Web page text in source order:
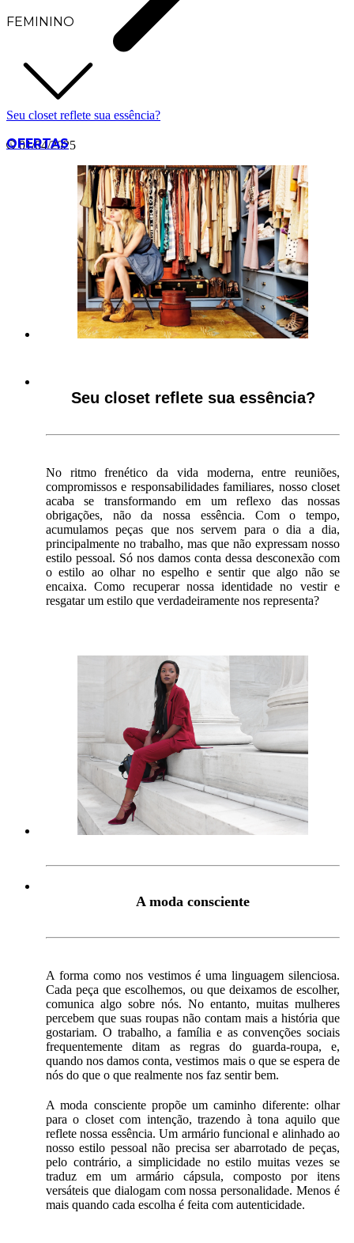
FEMININO
OFERTAS
Seu closet reflete sua essência?
01/04/2025
Seu closet reflete sua essência?
No ritmo frenético da vida moderna, entre reuniões,
compromissos e responsabilidades familiares, nosso closet
acaba se transformando em um reflexo das nossas
obrigações, não da nossa essência. Com o tempo,
acumulamos peças que nos servem para o dia a dia,
principalmente no trabalho, mas que não expressam nosso
estilo pessoal. Só nos damos conta dessa desconexão com
o estilo ao olhar no espelho e sentir que algo não se
encaixa. Como recuperar nossa identidade no vestir e
resgatar um estilo que verdadeiramente nos representa?
A moda consciente
A forma como nos vestimos é uma linguagem silenciosa.
Cada peça que escolhemos, ou que deixamos de escolher,
comunica algo sobre nós. No entanto, muitas mulheres
percebem que suas roupas não contam mais a história que
gostariam. O trabalho, a família e as convenções sociais
frequentemente ditam as regras do guarda-roupa, e,
quando nos damos conta, vestimos mais o que se espera de
nós do que o que realmente nos faz sentir bem.
A moda consciente propõe um caminho diferente: olhar
para o closet com intenção, trazendo à tona aquilo que
reflete nossa essência. Um armário funcional e alinhado ao
nosso estilo pessoal não precisa ser abarrotado de peças,
pelo contrário, a simplicidade no estilo muitas vezes se
traduz em um armário cápsula, composto por itens
versáteis que dialogam com nossa personalidade. Menos é
mais quando cada escolha é feita com autenticidade.